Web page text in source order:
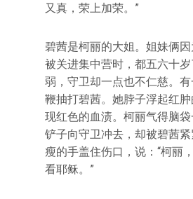
又真，荣上加荣。”
碧茜是柯丽的大姐。姐妹俩
被关进集中营时，都五六十
弱，守卫却一点也不仁慈。
鞭抽打碧茜。她脖子浮起红
现红色的血渍。柯丽气得脑
铲子向守卫冲去，却被碧茜
瘦的手盖住伤口，说：“柯丽
看耶稣。”